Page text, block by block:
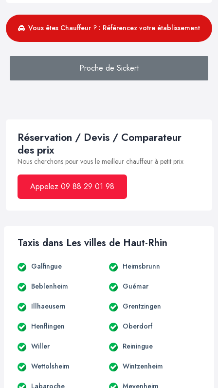
Vous êtes Chauffeur ? : Référencez votre établissement
Proche de Sickert
Réservation / Devis / Comparateur
des prix
Nous cherchons pour vous le meilleur chauffeur à petit prix
Appelez 09 88 29 01 98
Taxis dans Les villes de Haut-Rhin
Galfingue Heimsbrunn
Beblenheim Guémar
Illhaeusern Grentzingen
Henflingen Oberdorf
Willer Reiningue
Wettolsheim Wintzenheim
Labaroche Meyenheim